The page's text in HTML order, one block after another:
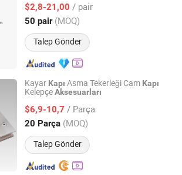
$2,8-21,00 / pair
50 pair (MOQ)
Talep Gönder
Fiyat 2019
Kayar Kapı Asma Tekerleği Cam Kapı
KelepçeAksesuarları
$6,9-10,7 / Parça
20 Parça (MOQ)
Talep Gönder
& Molybdenum Materials Co.,
Fiyat 2023